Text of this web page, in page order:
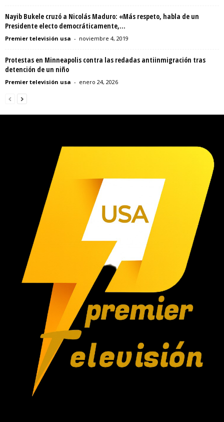
Nayib Bukele cruzó a Nicolás Maduro: «Más respeto, habla de un
Presidente electo democráticamente,...
Premier televisión usa - noviembre 4, 2019
Protestas en Minneapolis contra las redadas antiinmigración tras
detención de un niño
Premier televisión usa - enero 24, 2026